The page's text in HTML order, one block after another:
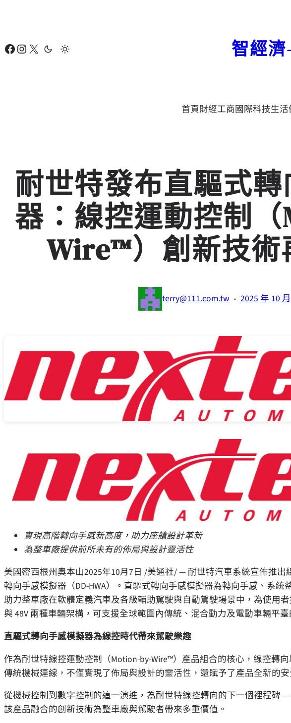
要
Facebook Instagram X 智經
首頁財經工商國際科技生活
耐世特發布直驅式
器：線控運動控制
Wire™）創新技術
terry@111.com.tw · 2025 年 10
實現高階轉向手感新高度，助力座艙設計革新
為整車廠提供前所未有的佈局與設計靈活性
美國密西根州奧本山2025年10月7日 /美通社/ — 耐世特汽車系統宣佈推出
轉向手感模擬器（DD-HWA）。直驅式轉向手感模擬器為轉向手感、系統
助力整車廠在軟體定義汽車及各級輔助駕駛與自動駕駛場景中，為使用
與 48V 兩種車輛架構，可支援全球範圍內傳統、混合動力及電動車輛平臺
直驅式轉向手感模擬器為線控時代帶來駕駛樂趣
作為耐世特線控運動控制（Motion-by-Wire™）產品組合的核心，線控轉
傳統機械連線，不僅實現了佈局與設計的靈活性，還賦予了產品全新的安
從機械控制到數字控制的這一演進，為耐世特線控轉向的下一個裡程碑
該產品融合的創新技術為整車廠與駕駛者帶來多重價值。